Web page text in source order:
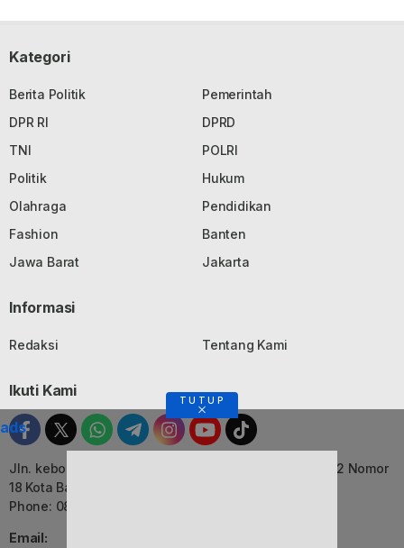
Kategori
Berita Politik
Pemerintah
DPR RI
DPRD
TNI
POLRI
Politik
Hukum
Olahraga
Pendidikan
Fashion
Banten
Jawa Barat
Jakarta
Informasi
Redaksi Tentang Kami
Ikuti Kami
Jln. kebon Jati, Komplek Ruko Luxor Permai Kavling 22 Nomor
18 Kota Bandung, Jawa Barat
Phone: 082116055552
Email:
TUTUP
ads